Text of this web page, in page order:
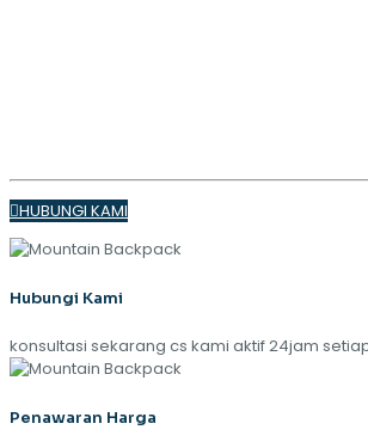
HUBUNGI KAMI
Hubungi Kami
konsultasi sekarang cs kami aktif 24jam
Penawaran Harga